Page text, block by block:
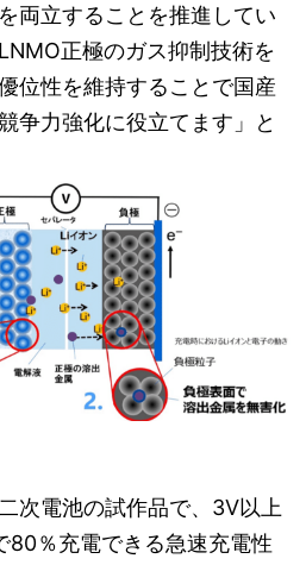
両立することを推進してい
正極のガス抑制技術を
位性を維持することで国産
争力強化に役立てます」と
次電池の試作品で、3V以上
80％充電できる急速充電性